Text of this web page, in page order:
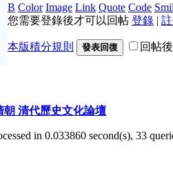
B Color Image Link Quote Code
您需要登錄後才可以回帖 登錄 |
本版積分規則 發表回復 回帖
朝 清代歷史文化論壇
in 0.033860 second(s), 33